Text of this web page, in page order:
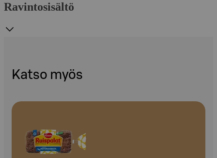
Ravintosisältö
Katso myös